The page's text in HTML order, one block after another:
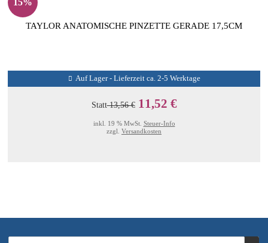
15%
TAYLOR ANATOMISCHE PINZETTE GERADE 17,5CM
Auf Lager - Lieferzeit ca. 2-5 Werktage
Statt13,56 € 11,52 €
inkl. 19 % MwSt. Steuer-Info
zzgl. Versandkosten